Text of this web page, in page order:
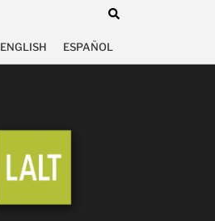
ENGLISH ESPAÑOL